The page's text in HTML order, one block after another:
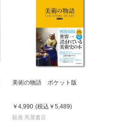
美術の物語 ポケット版
￥4,990 (税込 ￥5,489)
銀座 蔦屋書店